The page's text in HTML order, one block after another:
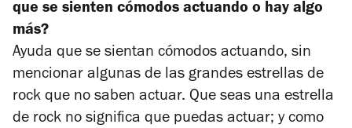
que se sienten cómodos actuando o hay algo
más?
Ayuda que se sientan cómodos actuando, sin
mencionar algunas de las grandes estrellas de
rock que no saben actuar. Que seas una estrella
de rock no significa que puedas actuar; y como